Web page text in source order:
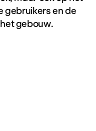
gebruikers en de
gebouw.